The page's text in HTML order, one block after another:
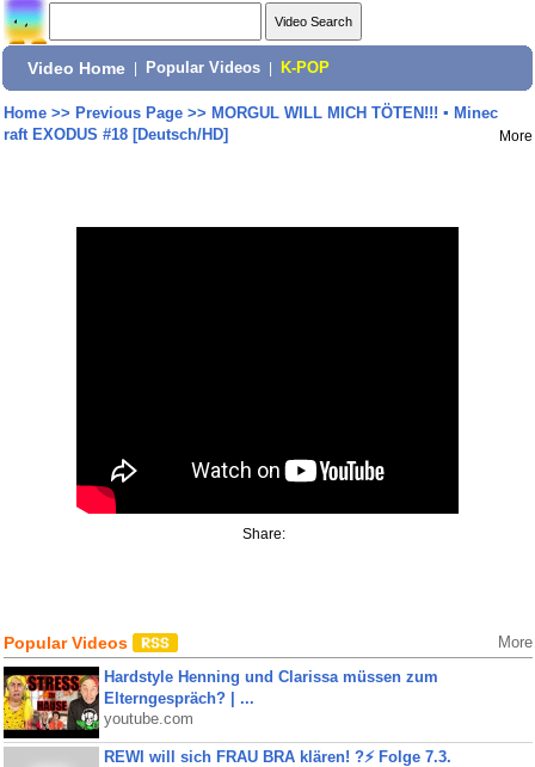
Video Home Popular Videos K-POP
Home>> Previous Page>> MORGUL WILL MICH TÖTEN!!! ▪ Minec
raft EXODUS #18 [Deutsch/HD]
More
Share:
Popular Videos More
Hardstyle Henning und Clarissa müssen zum
Elterngespräch? | ...
youtube.com
REWI will sich FRAU BRA klären! ?⚡️ Folge 7.3.